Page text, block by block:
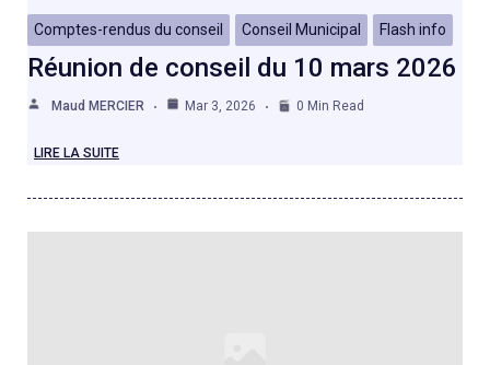
Comptes-rendus du conseil Conseil Municipal Flash info
Réunion de conseil du 10 mars 2026
Maud MERCIER Mar 3, 2026 0 Min Read
LIRE LA SUITE